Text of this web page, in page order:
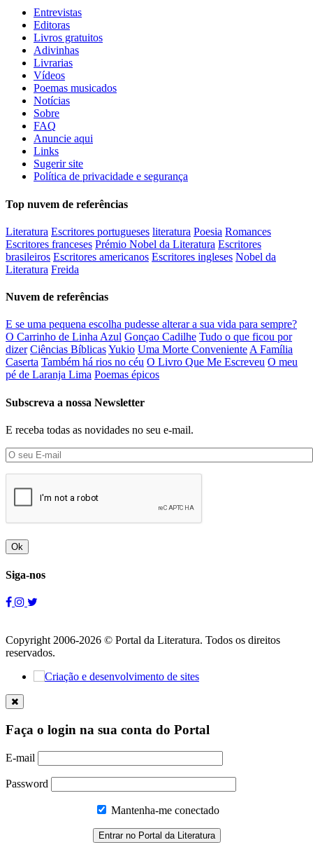
Entrevistas
Editoras
Livros gratuitos
Adivinhas
Livrarias
Vídeos
Poemas musicados
Notícias
Sobre
FAQ
Anuncie aqui
Links
Sugerir site
Política de privacidade e segurança
Top nuvem de referências
Literatura Escritores portugueses literatura Poesia Romances
Escritores franceses Prémio Nobel da Literatura Escritores
brasileiros Escritores americanos Escritores ingleses Nobel da
Literatura Freida
Nuvem de referências
E se uma pequena escolha pudesse alterar a sua vida para sempre?
O Carrinho de Linha Azul Gonçao Cadilhe Tudo o que ficou por
dizer Ciências BíblicasYukio Uma Morte Conveniente A Família
Caserta Também há rios no céu O Livro Que Me Escreveu O meu
pé de Laranja Lima Poemas épicos
Subscreva a nossa Newsletter
E receba todas as novidades no seu e-mail.
Ok
Siga-nos
Copyright 2006-2026 © Portal da Literatura. Todos os direitos
reservados.
Faça o login na sua conta do Portal
E-mail
Password
Mantenha-me conectado